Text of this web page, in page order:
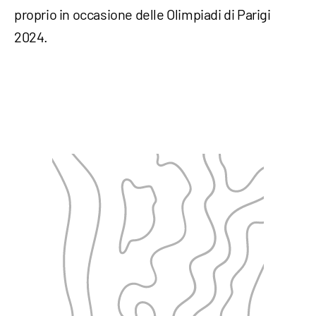
proprio in occasione delle Olimpiadi di Parigi
2024.